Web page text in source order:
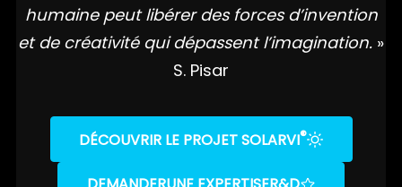
humaine peut libérer des forces d’invention
et de créativité qui dépassent l’imagination. »
S. Pisar
DÉCOUVRIR LE PROJET SOLARVI®